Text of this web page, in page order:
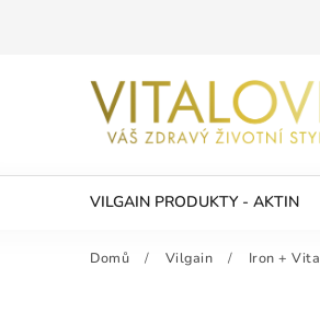
VILGAIN PRODUKTY - AKTIN
Domů / Vilgain / Iron +